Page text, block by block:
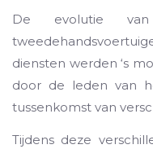
De evolutie
diensten werden ‘s
door de leden van
tussenkomst van
Tijdens deze